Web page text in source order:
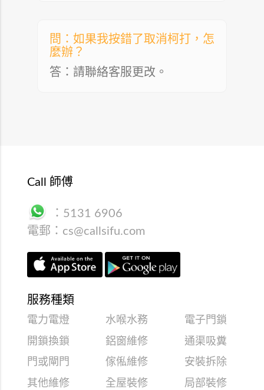
問：如果我按錯了取消柯打，怎
麼辦？
答：請聯絡客服更改。
Call 師傅
： 5131 6906
電郵： cs@callsifu.com
服務種類
電力電燈 水喉水務
電子門鎖
開鎖換鎖
鋁窗維修
通渠吸糞
門或閘門
傢俬維修
安裝拆除
其他維修
全屋裝修
局部裝修